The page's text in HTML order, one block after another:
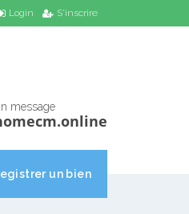
Login S'inscrire
message
un bien